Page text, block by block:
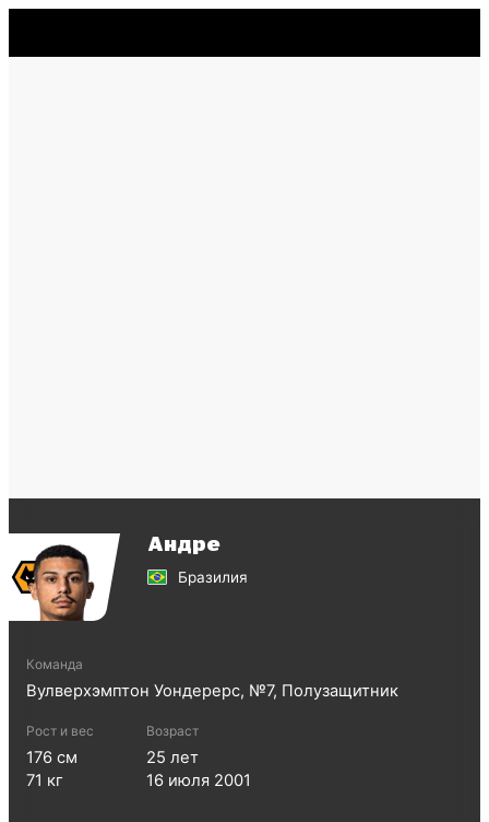
Андре
Бразилия
Команда
Вулверхэмптон Уондерерс, №7, Полузащитник
Рост и вес
176 см
71 кг
Возраст
25 лет
16 июля 2001